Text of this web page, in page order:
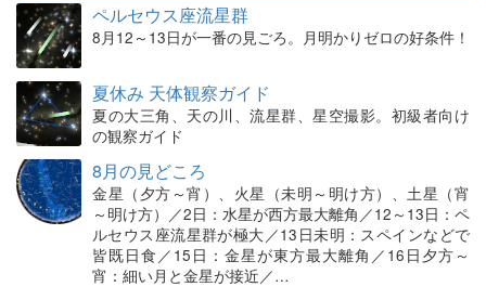
ペルセウス座流星群
8月12～13日が一番の見ごろ。月明かりゼロの好条件！
夏休み 天体観察ガイド
夏の大三角、天の川、流星群、星空撮影。初級者向け
の観察ガイド
8月の見どころ
金星（夕方～宵）、火星（未明～明け方）、土星（宵
～明け方）／2日：水星が西方最大離角／12～13日：ペ
ルセウス座流星群が極大／13日未明：スペインなどで
皆既日食／15日：金星が東方最大離角／16日夕方～
宵：細い月と金星が接近／…